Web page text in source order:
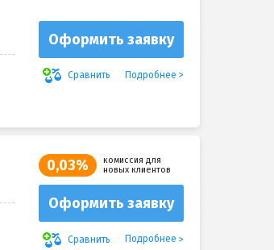
Оформить заявку
Сравнить Подробнее
0,03%
комиссия для
новых клиентов
Оформить заявку
Сравнить Подробнее